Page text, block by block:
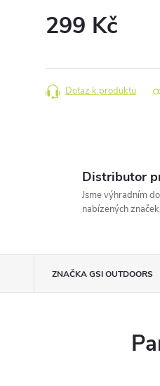
299 Kč
Dotaz k produktu
Distributor
Jsme výhradním
nabízených značek.
ZNAČKAGSI OUTDOORS